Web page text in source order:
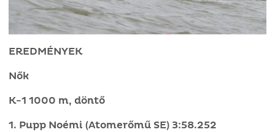
EREDMÉNYEK
Nők
K-1 1000 m, döntő
1. Pupp Noémi (Atomerőmű SE) 3:58.252